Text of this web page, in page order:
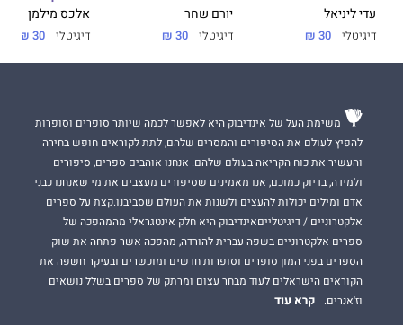
עדי ליניאל
דיגיטלי 30 ₪
יורם שחר
דיגיטלי 30 ₪
אלכס מילמן
דיגיטלי 30 ₪
משימת העל של אינדיבוק היא לאפשר לכמה שיותר סופרים וסופרות
להפיץ לעולם את הסיפורים והמסרים שלהם, לתת לקוראים חופש בחירה
והעשיר את כוח הקריאה בעולם שלהם. אנחנו אוהבים ספרים, סיפורים
ולמידה, בדיוק כמוכם, אנו מאמינים שסיפורים מעצבים את מי שאנחנו כבני
אדם ומילים יכולות להעצים ולשנות את העולם שסביבנו.קצת על ספרים
אלקטרוניים / דיגיטלייםאינדיבוק היא חלק אינטגראלי מהמהפכה של
ספרים אלקטרוניים בשפה עברית להורדה, מהפכה אשר פתחה את שוק
הספרים בפני המון סופרים וסופרות חדשים ומוכשרים ובעיקר חשפה את
הקוראים הישראלים לעוד מבחר עצום ומרתק של ספרים בשלל נושאים
וז'אנרים.
קרא עוד